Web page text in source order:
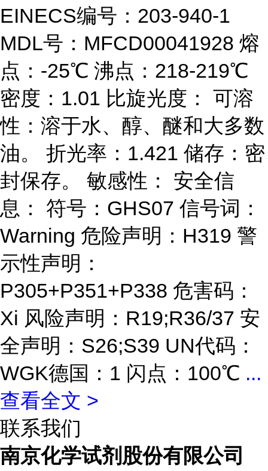
EINECS编号：203-940-1
MDL号：MFCD00041928 熔
点：-25℃ 沸点：218-219℃
密度：1.01 比旋光度： 可溶
性：溶于水、醇、醚和大多数
油。 折光率：1.421 储存：密
封保存。 敏感性： 安全信
息： 符号：GHS07 信号词：
Warning 危险声明：H319 警
示性声明：
P305+P351+P338 危害码：
Xi 风险声明：R19;R36/37 安
全声明：S26;S39 UN代码：
WGK德国：1 闪点：100℃ ...
查看全文 >
联系我们
南京化学试剂股份有限公司